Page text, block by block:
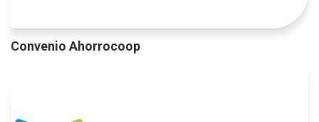
Convenio Ahorrocoop